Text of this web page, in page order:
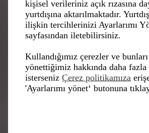
modeli
DS 19
kişisel verileriniz açık rızasına
yurtdışına aktarılmaktadır.
ilişkin tercihlerinizi Ayarlarımı
sayfasından iletebilirsiniz.
Kullandığımız çerezler ve bunları
yönettiğimiz hakkında daha
isterseniz Çerez politikamıza
'Ayarlarımı yönet‘ butonuna